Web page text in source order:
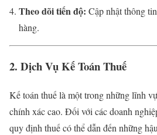
Theo dõi tiến độ: Cập nhật thông
hàng.
2. Dịch Vụ Kế Toán Thuế
Kế toán thuế là một trong những lĩnh
chính xác cao. Đối với các doanh
quy định thuế có thể dẫn đến những